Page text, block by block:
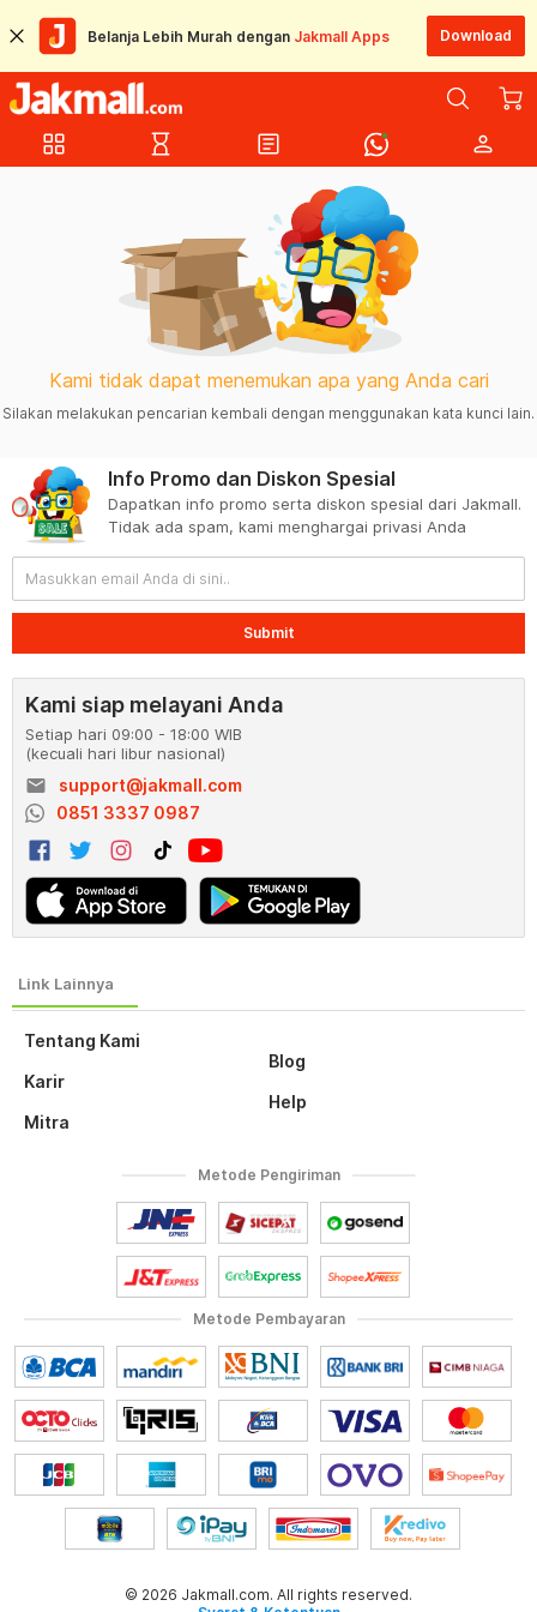
Belanja Lebih Murah dengan Jakmall Apps Download
grid_view hourglass_empty article person
Kami tidak dapat menemukan apa yang Anda cari
Silakan melakukan pencarian kembali dengan menggunakan kata kunci lain.
Tentang Kami
Karir
Mitra
Blog
Help
Info Promo dan Diskon Spesial
Dapatkan info promo serta diskon spesial dari Jakmall.
Tidak ada spam, kami menghargai privasi Anda
Submit
Kami siap melayani Anda
Setiap hari 09:00 - 18:00 WIB
(kecuali hari libur nasional)
email
support@jakmall.com
0851 3337 0987
Metode Pembayaran
Metode Pengiriman
© 2026 Jakmall.com. All rights reserved.